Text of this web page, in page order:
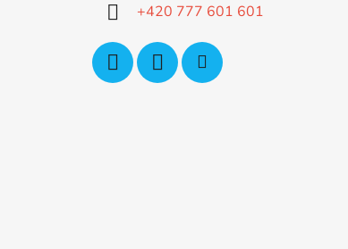
+420 777 601 601